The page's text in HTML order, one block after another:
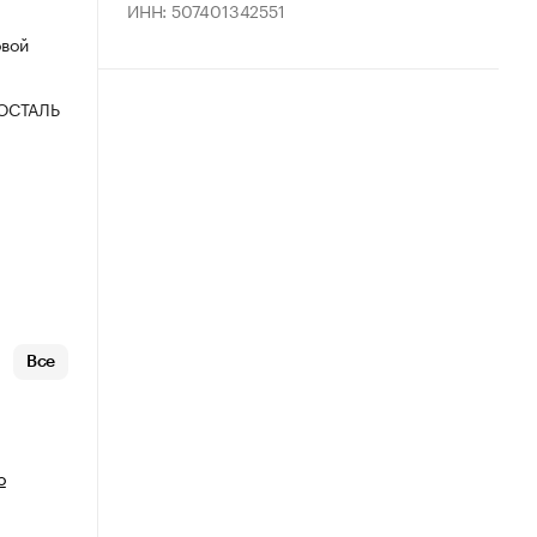
Все
ИНН: 507401342551